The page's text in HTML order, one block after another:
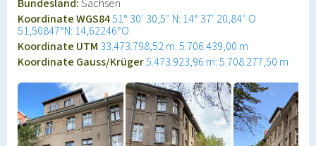
Bundesland:Sachsen
Koordinate WGS8451° 30′ 30,5″ N: 14° 37′ 20,84″ O
51,50847°N: 14,62246°O
Koordinate UTM 33.473.798,52 m: 5.706.439,00 m
Koordinate Gauss/Krüger5.473.923,96 m: 5.708.277,50 m